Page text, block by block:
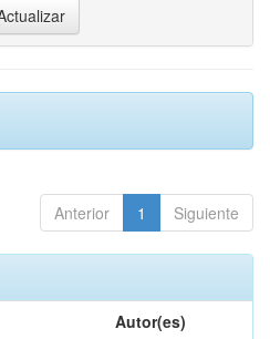
Anterior 1 Siguiente
Autor(es)